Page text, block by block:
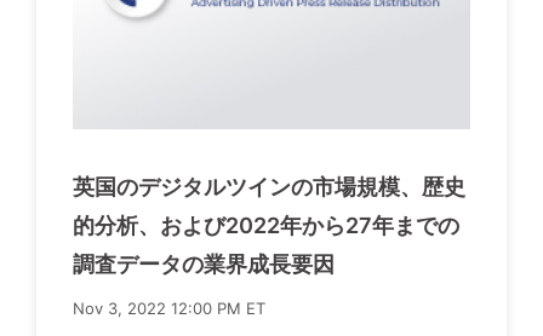
英国のデジタルツインの市場規模、歴史
的分析、および2022年から27年までの
調査データの業界成長要因
Nov 3, 2022 12:00 PM ET